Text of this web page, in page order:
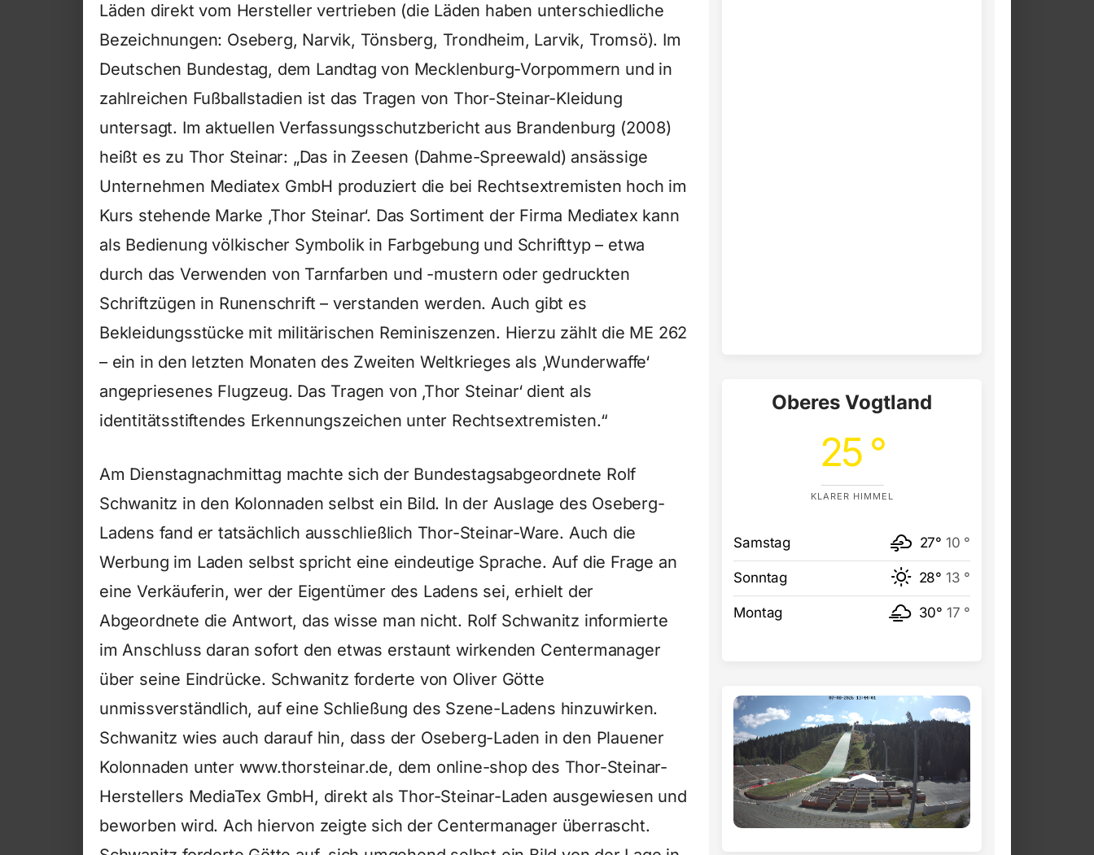
Läden direkt vom Hersteller vertrieben (die Läden haben unterschiedliche
Bezeichnungen: Oseberg, Narvik, Tönsberg, Trondheim, Larvik, Tromsö). Im
Deutschen Bundestag, dem Landtag von Mecklenburg-Vorpommern und in
zahlreichen Fußballstadien ist das Tragen von Thor-Steinar-Kleidung
untersagt. Im aktuellen Verfassungsschutzbericht aus Brandenburg (2008)
heißt es zu Thor Steinar: „Das in Zeesen (Dahme-Spreewald) ansässige
Unternehmen Mediatex GmbH produziert die bei Rechtsextremisten hoch im
Kurs stehende Marke ‚Thor Steinar‘. Das Sortiment der Firma Mediatex kann
als Bedienung völkischer Symbolik in Farbgebung und Schrifttyp – etwa
durch das Verwenden von Tarnfarben und -mustern oder gedruckten
Schriftzügen in Runenschrift – verstanden werden. Auch gibt es
Bekleidungsstücke mit militärischen Reminiszenzen. Hierzu zählt die ME 262
– ein in den letzten Monaten des Zweiten Weltkrieges als ‚Wunderwaffe‘
angepriesenes Flugzeug. Das Tragen von ‚Thor Steinar‘ dient als
identitätsstiftendes Erkennungszeichen unter Rechtsextremisten.“
Am Dienstagnachmittag machte sich der Bundestagsabgeordnete Rolf
Schwanitz in den Kolonnaden selbst ein Bild. In der Auslage des Oseberg-
Ladens fand er tatsächlich ausschließlich Thor-Steinar-Ware. Auch die
Werbung im Laden selbst spricht eine eindeutige Sprache. Auf die Frage an
eine Verkäuferin, wer der Eigentümer des Ladens sei, erhielt der
Abgeordnete die Antwort, das wisse man nicht. Rolf Schwanitz informierte
im Anschluss daran sofort den etwas erstaunt wirkenden Centermanager
über seine Eindrücke. Schwanitz forderte von Oliver Götte
unmissverständlich, auf eine Schließung des Szene-Ladens hinzuwirken.
Schwanitz wies auch darauf hin, dass der Oseberg-Laden in den Plauener
Kolonnaden unter www.thorsteinar.de, dem online-shop des Thor-Steinar-
Herstellers MediaTex GmbH, direkt als Thor-Steinar-Laden ausgewiesen und
beworben wird. Ach hiervon zeigte sich der Centermanager überrascht.
Oberes Vogtland
25 °
KLARER HIMMEL
Samstag 27° 10 °
Sonntag 28° 13 °
Montag 30° 17 °